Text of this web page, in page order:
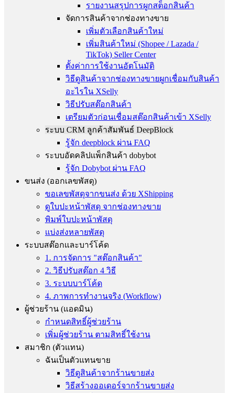
รายงานสรุปการผูกสต็อกสินค้า
จัดการสินค้าจากช่องทางขาย
เพิ่มตัวเลือกสินค้าใหม่
เพิ่มสินค้าใหม่ (Shopee / Lazada /
TikTok) Seller Center
ตั้งค่าการใช้งานอัตโนมัติ
วิธีดูสินค้าจากช่องทางขายผูกเชื่อมกับสินค้า
อะไรใน XSelly
วิธีปรับสต๊อกสินค้า
เตรียมตัวก่อนเชื่อมสต๊อกสินค้าเข้า XSelly
ระบบ CRM ลูกค้าสัมพันธ์ DeepBlock
รู้จัก deepblock ผ่าน FAQ
ระบบอัดคลิปแพ็กสินค้า dobybot
รู้จัก Dobybot ผ่าน FAQ
ขนส่ง (ออกเลขพัสดุ)
ขอเลขพัสดุจากขนส่ง ด้วย XShipping
ดูใบปะหน้าพัสดุ จากช่องทางขาย
พิมพ์ใบปะหน้าพัสดุ
แบ่งส่งหลายพัสดุ
ระบบสต๊อกและบาร์โค้ด
1. การจัดการ "สต๊อกสินค้า"
2. วิธีปรับสต๊อก 4 วิธี
3. ระบบบาร์โค้ด
4. ภาพการทำงานจริง (Workflow)
ผู้ช่วยร้าน (แอดมิน)
กำหนดสิทธิ์ผู้ช่วยร้าน
เพิ่มผู้ช่วยร้าน ตามสิทธิ์ใช้งาน
สมาชิก (ตัวแทน)
ฉันเป็นตัวแทนขาย
วิธีดูสินค้าจากร้านขายส่ง
วิธีสร้างออเดอร์จากร้านขายส่ง